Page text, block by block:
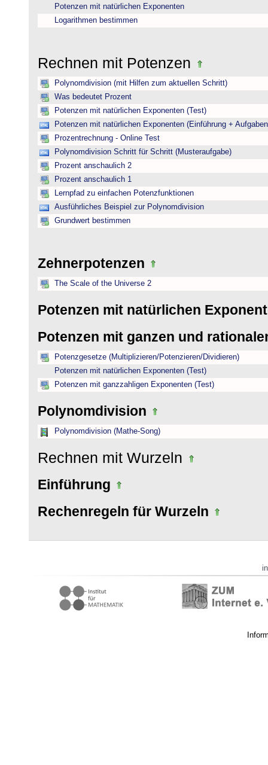
Potenzen mit natürlichen Exponenten
Logarithmen bestimmen
Rechnen mit Potenzen
Polynomdivision (mit Hilfen zum aktuellen Schritt)
Was bedeutet Prozent
Potenzen mit natürlichen Exponenten (Test)
Potenzen mit natürlichen Exponenten (Einführung +
Prozentrechnung - Online Test
Polynomdivision Schritt für Schritt (Musteraufgabe)
Prozent anschaulich 2
Prozent anschaulich 1
Lernpfad zu einfachen Potenzfunktionen
Ausführliches Beispiel zur Polynomdivision
Grundwert bestimmen
Zehnerpotenzen
The Scale of the Universe 2
Potenzen mit natürlichen
Potenzen mit ganzen und
Potenzgesetze (Multiplizieren/Potenzieren/Dividieren)
Potenzen mit natürlichen Exponenten (Test)
Potenzen mit ganzzahligen Exponenten (Test)
Polynomdivision
Polynomdivision (Mathe-Song)
Rechnen mit Wurzeln
Einführung
Rechenregeln für Wurzeln